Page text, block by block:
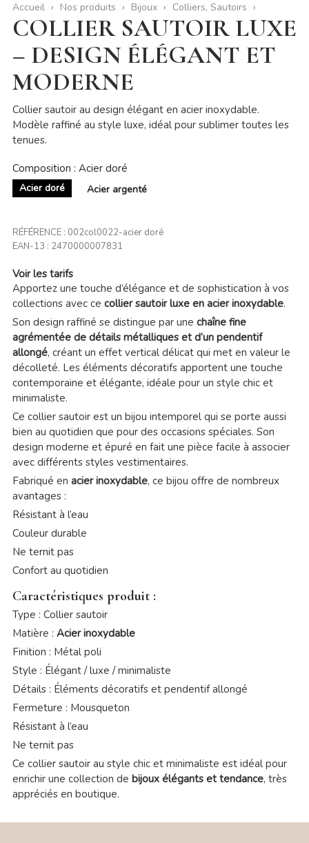
Accueil Nos produits Bijoux Colliers, Sautoirs
COLLIER SAUTOIR LUXE
– DESIGN ÉLÉGANT ET
MODERNE
Collier sautoir au design élégant en acier inoxydable.
Modèle raffiné au style luxe, idéal pour sublimer toutes les
tenues.
Composition : Acier doré
Acier doré Acier argenté
RÉFÉRENCE : 002col0022-acier doré
EAN-13 : 2470000007831
Voir les tarifs
Apportez une touche d’élégance et de sophistication à vos
collections avec ce collier sautoir luxe en acier inoxydable.
Son design raffiné se distingue par une chaîne fine
agrémentée de détails métalliques et d’un pendentif
allongé, créant un effet vertical délicat qui met en valeur le
décolleté. Les éléments décoratifs apportent une touche
contemporaine et élégante, idéale pour un style chic et
minimaliste.
Ce collier sautoir est un bijou intemporel qui se porte aussi
bien au quotidien que pour des occasions spéciales. Son
design moderne et épuré en fait une pièce facile à associer
avec différents styles vestimentaires.
Fabriqué en acier inoxydable, ce bijou offre de nombreux
avantages :
Résistant à l’eau
Couleur durable
Ne ternit pas
Confort au quotidien
Caractéristiques produit :
Type : Collier sautoir
Matière : Acier inoxydable
Finition : Métal poli
Style : Élégant / luxe / minimaliste
Détails : Éléments décoratifs et pendentif allongé
Fermeture : Mousqueton
Résistant à l’eau
Ne ternit pas
Ce collier sautoir au style chic et minimaliste est idéal pour
enrichir une collection de bijoux élégants et tendance, très
appréciés en boutique.